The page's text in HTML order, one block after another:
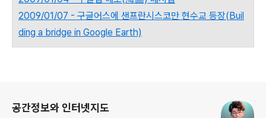
2009/01/07 - 구글어스에 샌프란시스코만 현수교 등장(Buil
ding a bridge in Google Earth)
공간정보와 인터넷지도